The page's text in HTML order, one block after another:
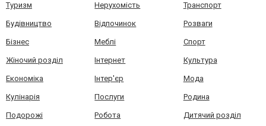
Туризм Нерухомість Транспорт
Будівництво Відпочинок Розваги
Бізнес Меблі Спорт
Жіночий розділ Інтернет Культура
Економіка Інтер'єр Мода
Кулінарія Послуги Родина
Подорожі Робота Дитячий розділ